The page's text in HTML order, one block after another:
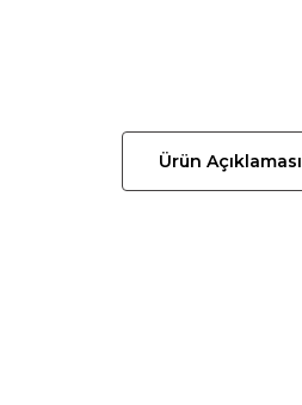
Ürün Açıklaması